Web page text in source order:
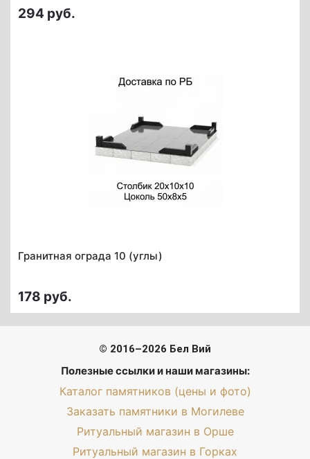
294 руб.
Гранитная ограда 10 (углы)
178 руб.
© 2016–2026 Бел Вий
Полезные ссылки и наши магазины:
Каталог памятников (цены и фото)
Заказать памятники в Могилеве
Ритуальный магазин в Орше
Ритуальный магазин в Горках